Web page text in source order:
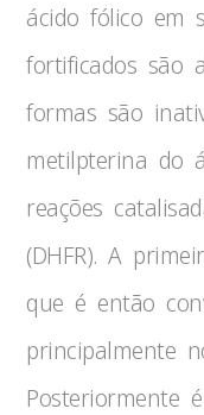
ácido fólico em
fortificados são
formas são
metilpterina do
reações
(DHFR). A
que é então
principalmente
Posteriormente